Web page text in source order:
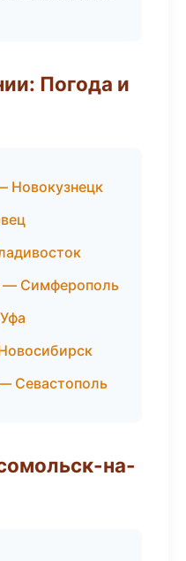
Погода и
Новокузнецк
— Симферополь
Севастополь
на-